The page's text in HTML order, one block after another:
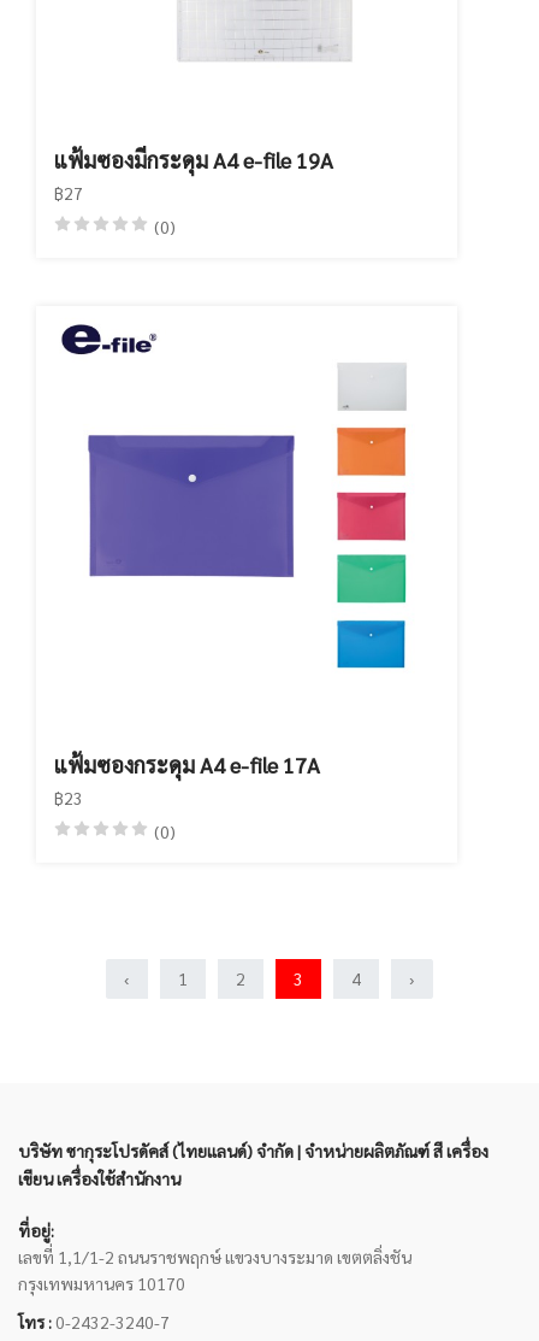
แฟ้มซองมีกระดุม A4 e-file 19A
฿27
(0)
แฟ้มซองกระดุม A4 e-file 17A
฿23
(0)
‹ 1 2 3 4 ›
บริษัท ซากุระโปรดัคส์ (ไทยแลนด์) จำกัด | จำหน่ายผลิตภัณฑ์ สี เครื่อง
เขียน เครื่องใช้สำนักงาน
ที่อยู่:
เลขที่ 1,1/1-2 ถนนราชพฤกษ์ แขวงบางระมาด เขตตลิ่งชัน
กรุงเทพมหานคร 10170
โทร : 0-2432-3240-7